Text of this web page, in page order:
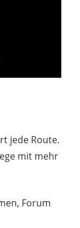
jede Route.
mit mehr
Forum